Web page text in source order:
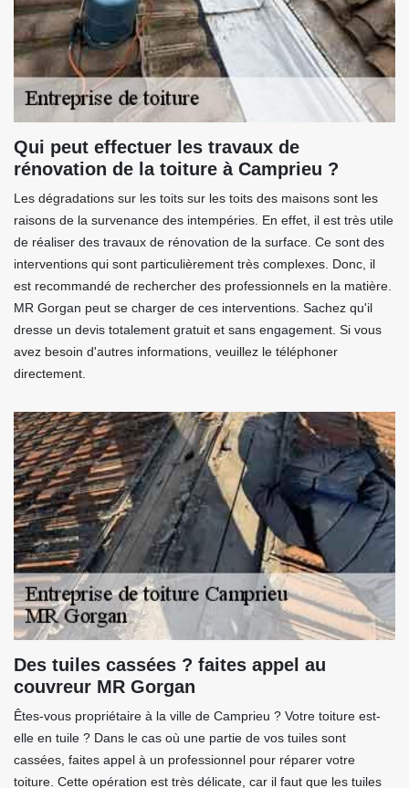
Qui peut effectuer les travaux de
rénovation de la toiture à Camprieu ?
Les dégradations sur les toits sur les toits des maisons sont les
raisons de la survenance des intempéries. En effet, il est très utile
de réaliser des travaux de rénovation de la surface. Ce sont des
interventions qui sont particulièrement très complexes. Donc, il
est recommandé de rechercher des professionnels en la matière.
MR Gorgan peut se charger de ces interventions. Sachez qu'il
dresse un devis totalement gratuit et sans engagement. Si vous
avez besoin d'autres informations, veuillez le téléphoner
directement.
Des tuiles cassées ? faites appel au
couvreur MR Gorgan
Êtes-vous propriétaire à la ville de Camprieu ? Votre toiture est-
elle en tuile ? Dans le cas où une partie de vos tuiles sont
cassées, faites appel à un professionnel pour réparer votre
toiture. Cette opération est très délicate, car il faut que les tuiles